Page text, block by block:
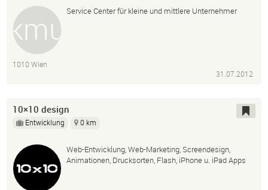
Service Center für kleine und mittlere Unternehmer
1010 Wien
31.07.2012
10×10 design
Entwicklung 0 km
Web-Entwicklung, Web-Marketing, Screendesign,
Animationen, Drucksorten, Flash, iPhone u. iPad Apps